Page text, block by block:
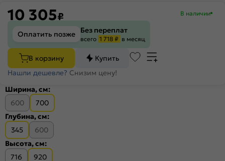
10 305₽ В наличии
Оплатить позже Без переплат
всего 1 718 ₽ в месяц
В корзину
Купить
Нашли дешевле? Снизим цену!
Ширина, см:
600
700
Глубина, см:
345
600
Высота, см:
716
920